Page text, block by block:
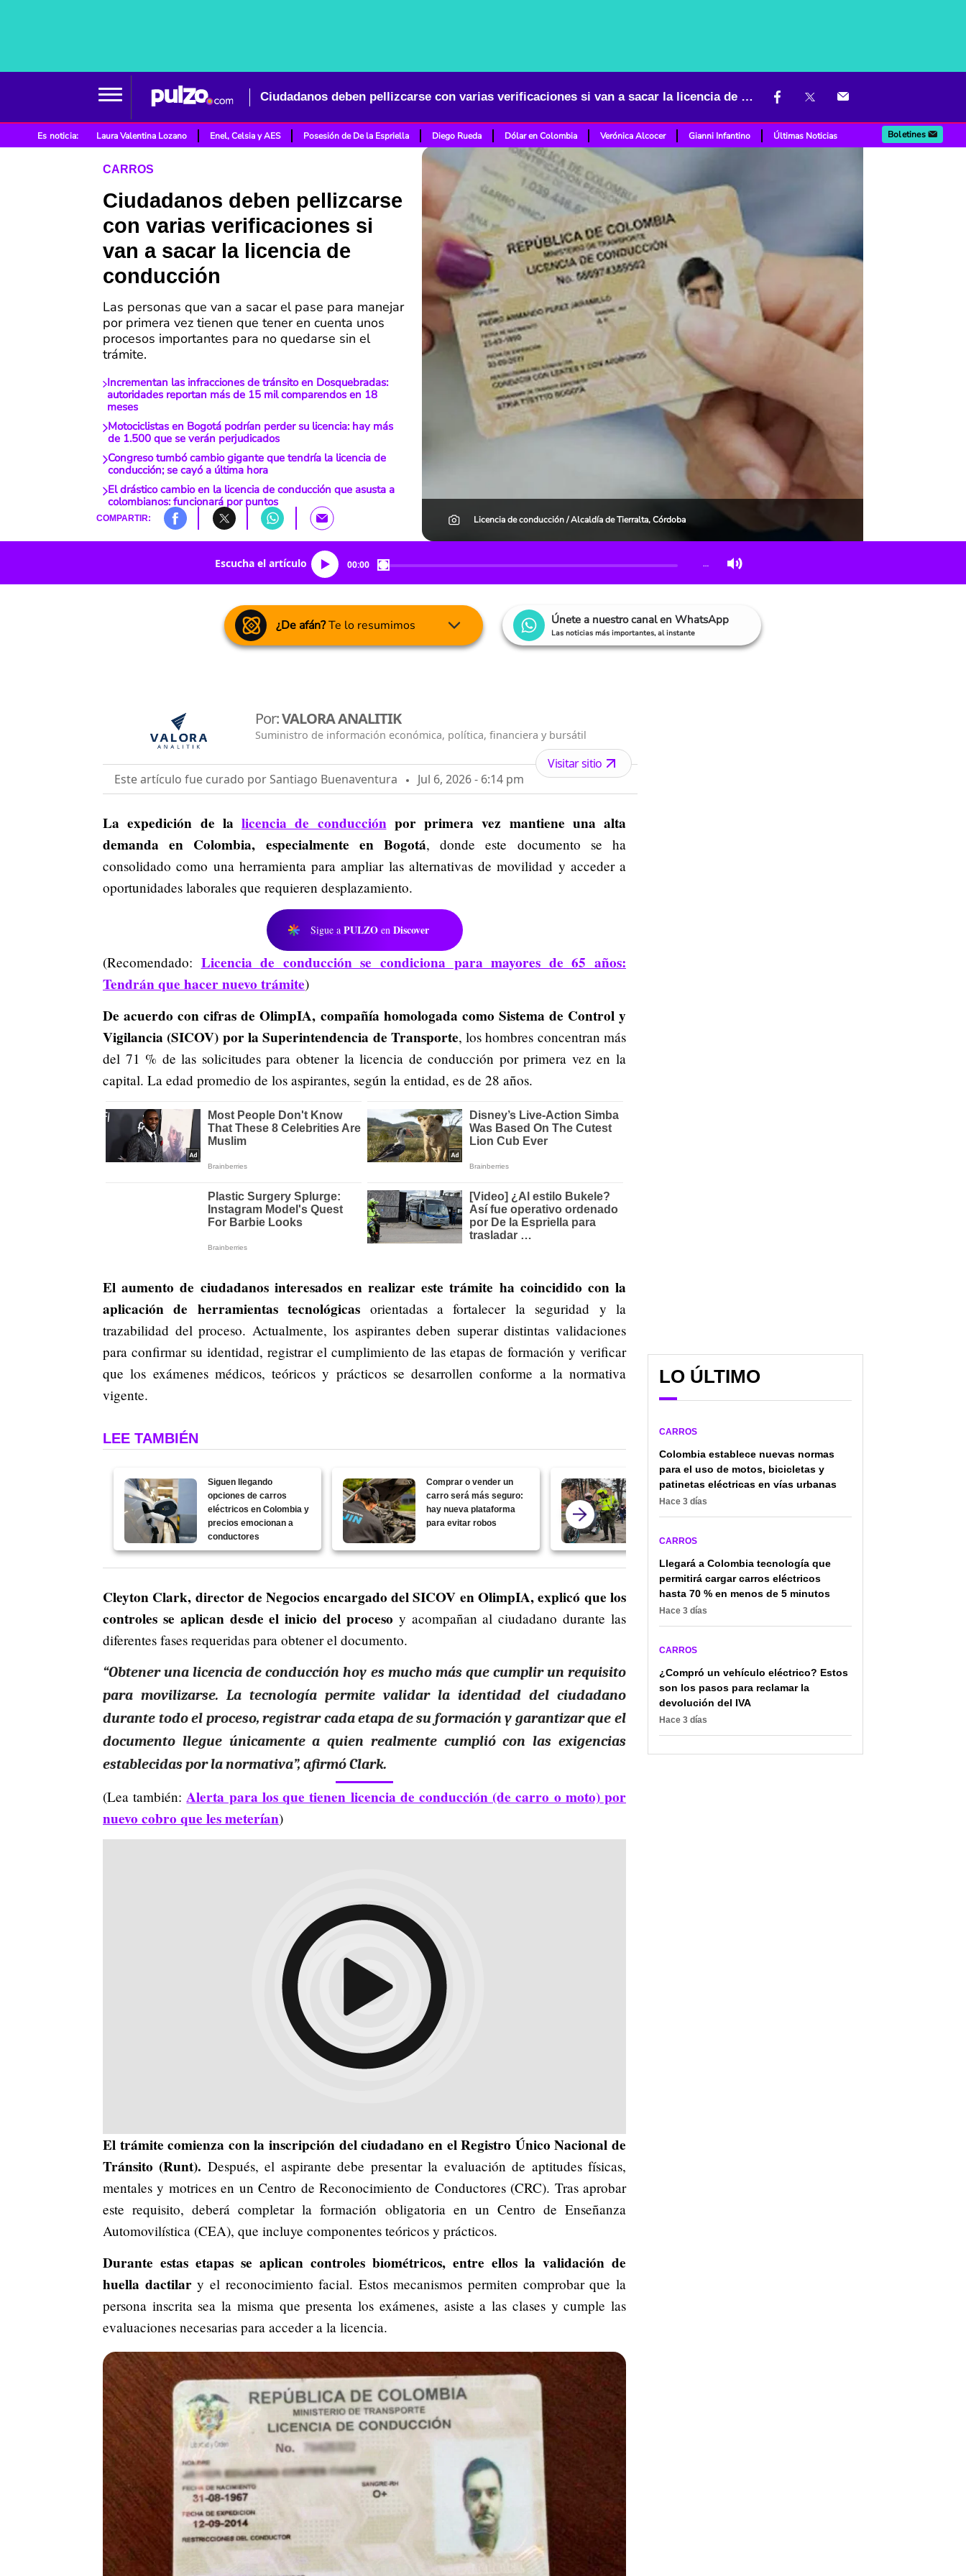
Ciudadanos deben pellizcarse con varias verificaciones si van a sacar la licencia de conducción
Es noticia: Laura Valentina Lozano Enel, Celsia y AES Posesión de De la Espriella Diego Rueda Dólar en Colombia Verónica Alcocer Gianni Infantino Últimas Noticias Boletines
CARROS
Ciudadanos deben pellizcarse
con varias verificaciones si
van a sacar la licencia de
conducción
Las personas que van a sacar el pase para manejar
por primera vez tienen que tener en cuenta unos
procesos importantes para no quedarse sin el
trámite.
Incrementan las infracciones de tránsito en Dosquebradas:
autoridades reportan más de 15 mil comparendos en 18
meses
Motociclistas en Bogotá podrían perder su licencia: hay más
de 1.500 que se verán perjudicados
Congreso tumbó cambio gigante que tendría la licencia de
conducción; se cayó a última hora
El drástico cambio en la licencia de conducción que asusta a
colombianos: funcionará por puntos
COMPARTIR: Licencia de conducción / Alcaldía de Tierralta, Córdoba
Escucha el artículo 00:00 …
¿De afán?Te lo resumimos Únete a nuestro canal en WhatsApp
Las noticias más importantes, al instante
Por:VALORA ANALITIK
Suministro de información económica, política, financiera y bursátil
Este artículo fue curado por Santiago Buenaventura Jul 6, 2026 - 6:14 pm
Visitar sitio
La expedición de la licencia de conducciónpor primera vez mantiene una alta
demanda en Colombia, especialmente en Bogotá, donde este documento se ha
consolidado como una herramienta para ampliar las alternativas de movilidad y acceder a
oportunidades laborales que requieren desplazamiento.
Sigue a PULZO en Discover
(Recomendado: Licencia de conducción se condiciona para mayores de 65 años:
Tendrán que hacer nuevo trámite)
De acuerdo con cifras de OlimpIA, compañía homologada como Sistema de Control y
Vigilancia (SICOV) por la Superintendencia de Transporte, los hombres concentran más
del 71 % de las solicitudes para obtener la licencia de conducción por primera vez en la
capital. La edad promedio de los aspirantes, según la entidad, es de 28 años.
El aumento de ciudadanos interesados en realizar este trámite ha coincidido con la
aplicación de herramientas tecnológicas orientadas a fortalecer la seguridad y la
trazabilidad del proceso. Actualmente, los aspirantes deben superar distintas validaciones
para confirmar su identidad, registrar el cumplimiento de las etapas de formación y verificar
que los exámenes médicos, teóricos y prácticos se desarrollen conforme a la normativa
vigente.
LEE TAMBIÉN
Siguen llegando
opciones de carros
eléctricos en Colombia y
precios emocionan a
conductores
Comprar o vender un
carro será más seguro:
hay nueva plataforma
para evitar robos
Esta es la peligrosa
práctica que aún ponen
Colombia
Cleyton Clark, director de Negocios encargado del SICOV en OlimpIA, explicó que los
controles se aplican desde el inicio del proceso y acompañan al ciudadano durante las
diferentes fases requeridas para obtener el documento.
“Obtener una licencia de conducción hoy es mucho más que cumplir un requisito
para movilizarse. La tecnología permite validar la identidad del ciudadano
durante todo el proceso, registrar cada etapa de su formación y garantizar que el
documento llegue únicamente a quien realmente cumplió con las exigencias
establecidas por la normativa”, afirmó Clark.
(Lea también: Alerta para los que tienen licencia de conducción (de carro o moto) por
nuevo cobro que les meterían)
El trámite comienza con la inscripción del ciudadano en el Registro Único Nacional de
Tránsito (Runt). Después, el aspirante debe presentar la evaluación de aptitudes físicas,
mentales y motrices en un Centro de Reconocimiento de Conductores (CRC). Tras aprobar
este requisito, deberá completar la formación obligatoria en un Centro de Enseñanza
Automovilística (CEA), que incluye componentes teóricos y prácticos.
Durante estas etapas se aplican controles biométricos, entre ellos la validación de
huella dactilary el reconocimiento facial. Estos mecanismos permiten comprobar que la
persona inscrita sea la misma que presenta los exámenes, asiste a las clases y cumple las
evaluaciones necesarias para acceder a la licencia.
LO ÚLTIMO
CARROS
Colombia establece nuevas normas
para el uso de motos, bicicletas y
patinetas eléctricas en vías urbanas
Hace 3 días
CARROS
Llegará a Colombia tecnología que
permitirá cargar carros eléctricos
hasta 70 % en menos de 5 minutos
Hace 3 días
CARROS
¿Compró un vehículo eléctrico? Estos
son los pasos para reclamar la
devolución del IVA
Hace 3 días